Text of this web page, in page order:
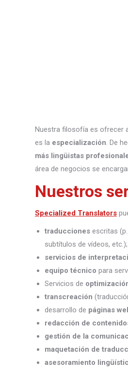
Nuestra filosofía es ofrecer
es la especialización . De
más lingüistas
área de negocios se
Nuestros
Specialized Translators
traducciones escritas
subtítulos de vídeos, etc.);
servicios de
equipo técnico para
Servicios de
transcreación
desarrollo de páginas
redacción de
gestión de la
maquetación de
asesoramiento